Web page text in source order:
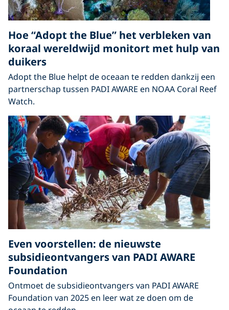
Hoe “Adopt the Blue” het verbleken van
koraal wereldwijd monitort met hulp van
duikers
Adopt the Blue helpt de oceaan te redden dankzij een
partnerschap tussen PADI AWARE en NOAA Coral Reef
Watch.
Even voorstellen: de nieuwste
subsidieontvangers van PADI AWARE
Foundation
Ontmoet de subsidieontvangers van PADI AWARE
Foundation van 2025 en leer wat ze doen om de